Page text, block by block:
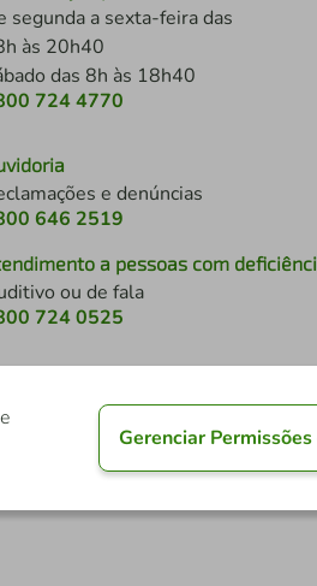
segunda a sexta-feira das
às 20h40
das 8h às 18h40
724 4770
e denúncias
646 2519
a pessoas com
ou de fala
724 0525
Gerenciar